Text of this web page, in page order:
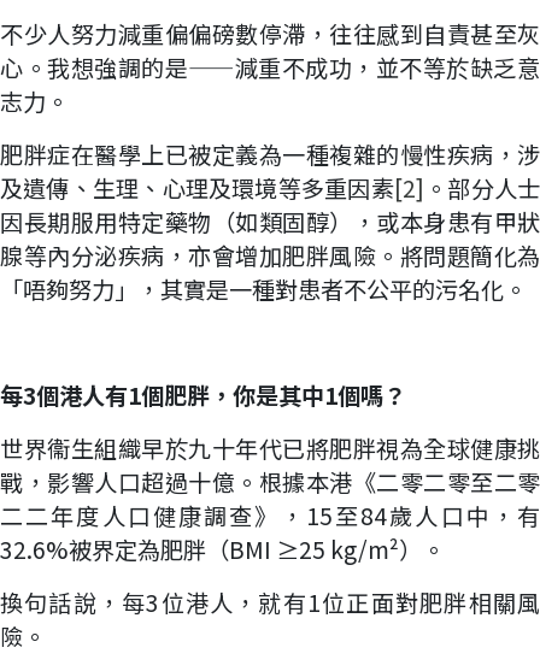
不少人努力減重偏偏磅數停滯，往往感到自責甚至灰
心。我想強調的是——減重不成功，並不等於缺乏意
志力。
肥胖症在醫學上已被定義為一種複雜的慢性疾病，涉
及遺傳、生理、心理及環境等多重因素[2] 。部分人士
因長期服用特定藥物（如類固醇），或本身患有甲狀
腺等內分泌疾病，亦會增加肥胖風險。將問題簡化為
「唔夠努力」，其實是一種對患者不公平的污名化。
每3個港人有1個肥胖，你是其中1個嗎？
世界衞生組織早於九十年代已將肥胖視為全球健康挑
戰，影響人口超過十億。根據本港《二零二零至二零
二二年度人口健康調查》，15至84歲人口中，有
32.6%被界定為肥胖（BMI ≥25 kg/m²）。
換句話說，每3位港人，就有1位正面對肥胖相關風
險。